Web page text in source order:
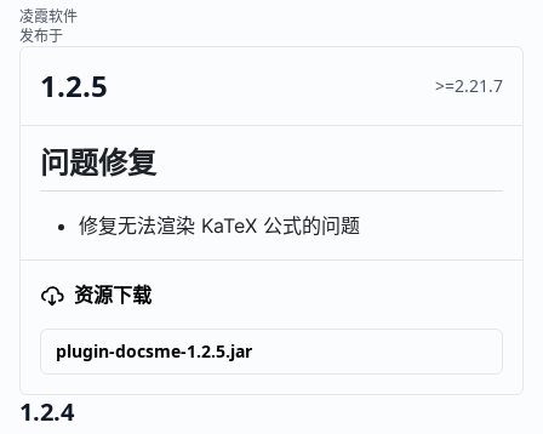
凌霞软件
发布于
1.2.5 >=2.21.7
问题修复
修复无法渲染 KaTeX 公式的问题
资源下载
plugin-docsme-1.2.5.jar
1.2.4